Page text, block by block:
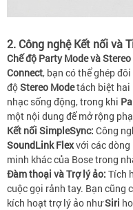
2. Công nghệ Kết nối và
Chế độ Party Mode và
Connect, bạn có thể ghép
độStereo Modetách biệt hai
nhạc sống động, trong khi
một nội dung để mở rộng
Kết nối SimpleSync: Công
SoundLink Flexvới các dòng
minh khác của Bose trong
Đàm thoại và Trợ lý ảo: Tích
cuộc gọi rảnh tay. Bạn cũng
kích hoạt trợ lý ảo nhưSiri